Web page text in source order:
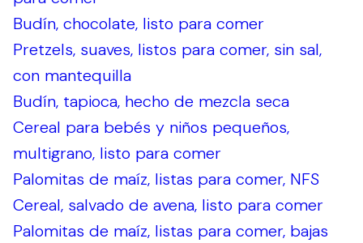
Budín, chocolate, listo para comer
Pretzels, suaves, listos para comer, sin sal,
con mantequilla
Budín, tapioca, hecho de mezcla seca
Cereal para bebés y niños pequeños,
multigrano, listo para comer
Palomitas de maíz, listas para comer, NFS
Cereal, salvado de avena, listo para comer
Palomitas de maíz, listas para comer, bajas